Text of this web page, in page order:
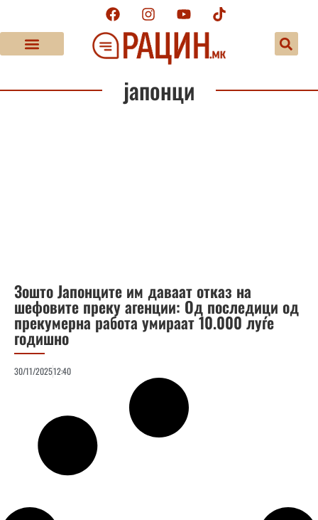
јапонци
Зошто Јапонците им даваат отказ на
шефовите преку агенции: Од последици од
прекумерна работа умираат 10.000 луѓе
годишно
30/11/202512:40